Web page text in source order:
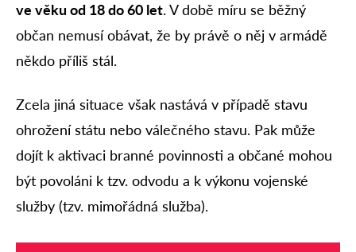
ve věku od 18 do 60 let. V době míru se běžný
občan nemusí obávat, že by právě o něj v armádě
někdo příliš stál.
Zcela jiná situace však nastává v případě stavu
ohrožení státu nebo válečného stavu. Pak může
dojít k aktivaci branné povinnosti a občané mohou
být povoláni k tzv. odvodu a k výkonu vojenské
služby (tzv. mimořádná služba).